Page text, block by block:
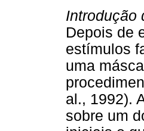
Introdução
Depois de
estímulos
uma
al., 1992).
sobre um